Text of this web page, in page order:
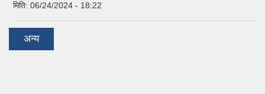
मिति: 06/24/2024 - 18:22
अन्य